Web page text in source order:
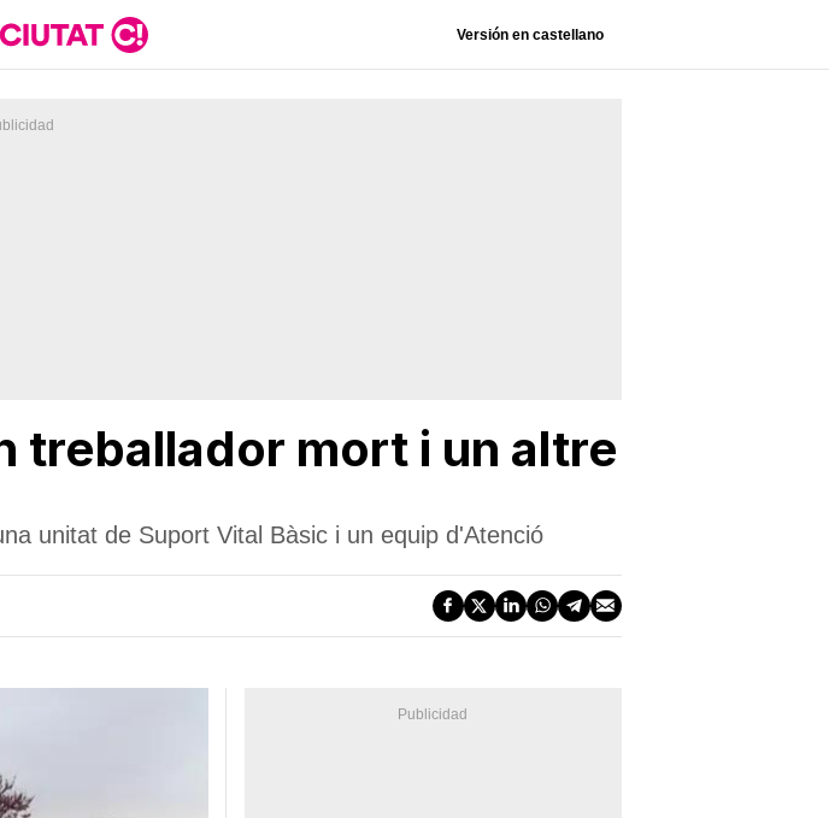
Versión en castellano
treballador mort i un altre
unitat de Suport Vital Bàsic i un equip d'Atenció